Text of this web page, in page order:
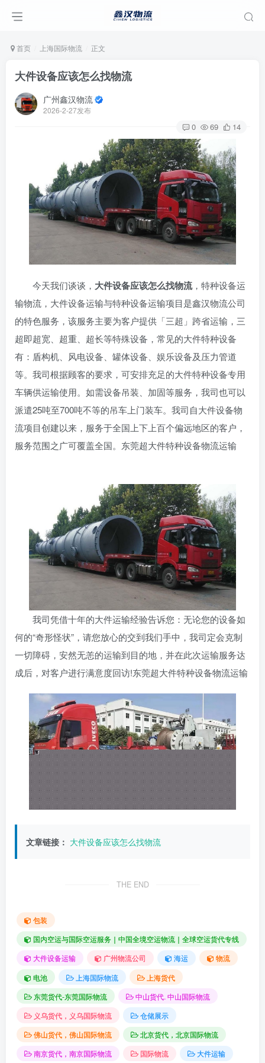
首页 上海国际物流 正文
大件设备应该怎么找物流
广州鑫汉物流
2026-2-27发布
0 69 14
今天我们谈谈， 大件设备应该怎么找物流，特种设备运
输物流，大件设备运输与特种设备运输项目是鑫汉物流公司
的特色服务，该服务主要为客户提供「三超」跨省运输，三
超即超宽、超重、超长等特殊设备，常见的大件特种设备
有：盾构机、风电设备、罐体设备、娱乐设备及压力管道
等。我司根据顾客的要求，可安排充足的大件特种设备专用
车辆供运输使用。如需设备吊装、加固等服务，我司也可以
派遣25吨至700吨不等的吊车上门装车。我司自大件设备物
流项目创建以来，服务于全国上下上百个偏远地区的客户，
服务范围之广可覆盖全国。东莞超大件特种设备物流运输
我司凭借十年的大件运输经验告诉您：无论您的设备如
何的“奇形怪状”，请您放心的交到我们手中，我司定会克制
一切障碍，安然无恙的运输到目的地，并在此次运输服务达
成后，对客户进行满意度回访!东莞超大件特种设备物流运输
文章链接： 大件设备应该怎么找物流
THE END
包装
国内空运与国际空运服务｜中国全境空运物流｜全球空运货代专线
大件设备运输
广州物流公司 海运
物流
电池
上海国际物流
上海货代
东莞货代-东莞国际物流
中山货代. 中山国际物流
义乌货代，义乌国际物流
仓储展示
佛山货代，佛山国际物流
北京货代，北京国际物流
南京货代，南京国际物流
国际物流 大件运输